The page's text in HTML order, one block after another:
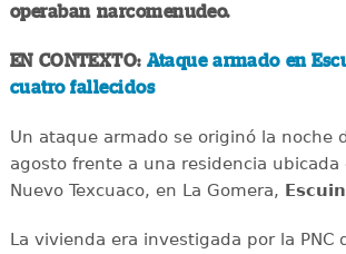
operaban narcomenudeo.
EN CONTEXTO: Ataque armado en
cuatro fallecidos
Un ataque armado se originó la noche
agosto frente a una residencia ubicada
Nuevo Texcuaco, en La Gomera,
La vivienda era investigada por la PNC